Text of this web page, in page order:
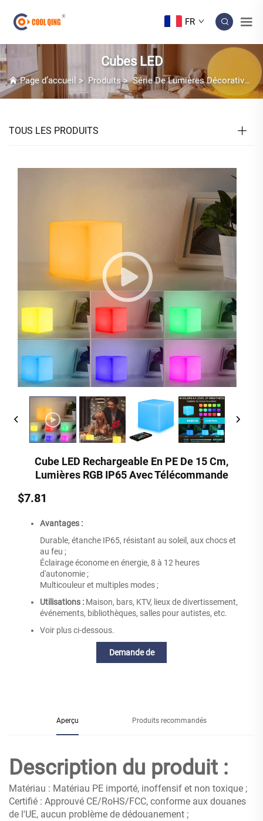
FR
Cubes LED
Page d’accueil > Produits>Série De Lumières Décoratives
TOUS LES PRODUITS
Cube LED Rechargeable En PE De 15 Cm,
Lumières RGB IP65 Avec Télécommande
$7.81
Avantages :
Durable, étanche IP65, résistant au soleil, aux chocs et
au feu ;
Éclairage économe en énergie, 8 à 12 heures
d'autonomie ;
Multicouleur et multiples modes ;
Utilisations : Maison, bars, KTV, lieux de divertissement,
événements, bibliothèques, salles pour autistes, etc.
Voir plus ci-dessous.
Demande de
Aperçu Produits recommandés
Description du produit :
Matériau : Matériau PE importé, inoffensif et non toxique ;
Certifié : Approuvé CE/RoHS/FCC, conforme aux douanes
de l'UE, aucun problème de dédouanement ;